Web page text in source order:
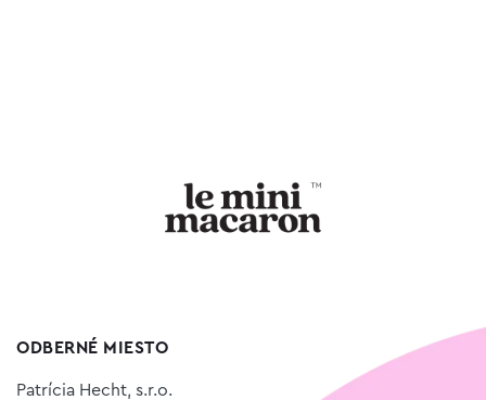
ODBERNÉ MIESTO
Patrícia Hecht, s.r.o.